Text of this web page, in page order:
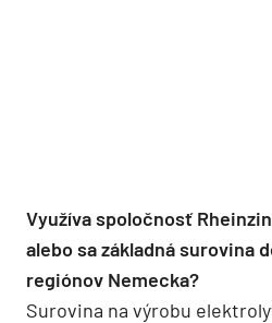
Využíva spoločnosť
alebo sa základná surovina
regiónov Nemecka?
Surovina na výrobu